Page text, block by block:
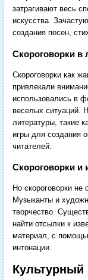
затрагивают весь
искусства.
создания песен,
Скороговорки в
Скороговорки как
привлекали
использовались в
веселых ситуаций.
литературы, такие
игры для создания
читателей.
Скороговорки и
Но скороговорки не
Музыканты и
творчество.
найти отсылки к
материал, с
интонации.
Культурный